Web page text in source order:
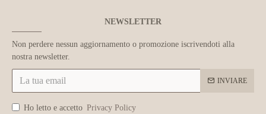
NEWSLETTER
Non perdere nessun aggiornamento o promozione iscrivendoti alla
nostra newsletter.
INVIARE
Ho letto e accetto Privacy Policy